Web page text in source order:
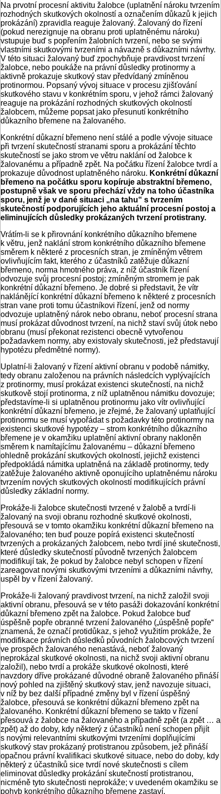
Na prvotní procesní aktivitu žalobce (uplatnění nároku tvrzením
rozhodných skutkových okolností a označením důkazů k jejich
prokázání) zpravidla reaguje žalovaný. Žalovaný do řízení
(pokud nerezignuje na obranu proti uplatněnému nároku)
vstupuje buď s popřením žalobních tvrzení, nebo se svými
vlastními skutkovými tvrzeními a návazně s důkazními návrhy.
V této situaci žalovaný buď zpochybňuje pravdivost tvrzení
žalobce, nebo poukáže na právní důsledky protinormy a
aktivně prokazuje skutkový stav předvídaný zmíněnou
protinormou. Popsaný vývoj situace v procesu zjišťování
skutkového stavu v konkrétním sporu, v jehož rámci žalovaný
reaguje na prokázání rozhodných skutkových okolností
žalobcem, můžeme popsat jako přesunutí konkrétního
důkazního břemene na žalovaného.
Konkrétní důkazní břemeno není stálé a podle vývoje situace
při tvrzení skutečností stranami sporu a prokázání těchto
skutečností se jako strom ve větru naklání od žalobce k
žalovanému a případně zpět. Na počátku řízení žalobce tvrdí a
prokazuje důvodnost uplatněného nároku. Konkrétní důkazní
břemeno na počátku sporu kopíruje abstraktní břemeno,
postupně však ve sporu přechází vždy na toho účastníka
sporu, jenž je v dané situaci „na tahu“ s tvrzením
skutečností podporujících jeho aktuální procesní postoj a
eliminujících důsledky prokázaných tvrzení protistrany.
Vrátím-li se k přirovnání konkrétního důkazního břemene
k větru, jenž naklání strom konkrétního důkazního břemene
směrem k některé z procesních stran, je zmíněným větrem
ovlivňujícím fakt, kterého z účastníků zatěžuje důkazní
břemeno, norma hmotného práva, z níž účastník řízení
odvozuje svůj procesní postoj; zmíněným stromem je pak
konkrétní důkazní břemeno. Je dobré si představit, že vítr
naklánějící konkrétní důkazní břemeno k některé z procesních
stran vane proti tomu účastníkovi řízení, jenž od normy
odvozuje uplatněný nárok nebo obranu, neboť procesní strana
musí prokázat důvodnost tvrzení, na nichž staví svůj útok nebo
obranu (musí překonat rezistenci obecně vytvořenou
požadavkem normy, aby existovaly skutečnosti, jež představují
hypotézu předmětné normy).
Uplatní-li žalovaný v řízení aktivní obranu v podobě námitky,
tedy obranu založenou na právních následcích vyplývajících
z protinormy, musí prokázat existenci skutečností, na nichž
skutkově stojí protinorma, z níž uplatněnou námitku dovozuje;
představíme-li si uplatněnou protinormu jako vítr ovlivňující
konkrétní důkazní břemeno, je zřejmé, že žalovaný uplatňující
protinormu se musí vypořádat s požadavky této protinormy na
existenci skutkové hypotézy – strom konkrétního důkazního
břemene je v okamžiku uplatnění aktivní obrany nakloněn
směrem k namítajícímu žalovanému – důkazní břemeno
ohledně prokázání skutkových okolností, jejichž existenci
předpokládá námitka uplatněná na základě protinormy, tedy
zatěžuje žalovaného aktivně oponujícího uplatněnému nároku
tvrzením nových skutkových okolností modifikujících právní
důsledky základní normy.
Prokáže-li žalobce skutečnosti tvrzené v žalobě a tvrdí-li
žalovaný na svoji obranu rozhodné skutkové okolnosti,
přesouvá se v tomto okamžiku konkrétní důkazní břemeno na
žalovaného; ten buď pouze popírá existenci skutečností
tvrzených a prokázaných žalobcem, nebo tvrdí jiné skutečnosti,
které důsledky skutečností původně tvrzených žalobcem
modifikují tak, že pokud by žalobce nebyl schopen v řízení
zareagovat novými skutkovými tvrzeními a důkazními návrhy,
uspěl by v řízení žalovaný.
Prokáže-li žalovaný pravdivost tvrzení, na nichž založil svoji
aktivní obranu, přesouvá se v této pasáži dokazování konkrétní
důkazní břemeno zpět na žalobce. Pokud žalobce buď
úspěšně popře obranné tvrzení žalovaného („úspěšně popře“
znamená, že označí protidůkaz, s jehož využitím prokáže, že
modifikace právních důsledků původních žalobcových tvrzení
ve prospěch žalovaného nenastává, neboť žalovaný
neprokázal skutkové okolnosti, na nichž svoji aktivní obranu
založil), nebo tvrdí a prokáže skutkové okolnosti, které
navzdory dříve prokázané důvodné obraně žalovaného přináší
nový pohled na zjištěný skutkový stav, jenž navozuje situaci,
v níž by bez další případné změny byl v řízení úspěšný
žalobce, přesouvá se konkrétní důkazní břemeno zpět na
žalovaného. Konkrétní důkazní břemeno se takto v řízení
přesouvá z žalobce na žalovaného a případně zpět (a zpět … a
zpět) až do doby, kdy některý z účastníků není schopen přijít
s novými relevantními skutkovými tvrzeními doplňujícími
skutkový stav prokázaný protistranou způsobem, jež přináší
opačnou právní kvalifikaci skutkové situace, nebo do doby, kdy
některý z účastníků sice tvrdí nové skutečnosti s cílem
eliminovat důsledky prokázání skutečností protistranou,
nicméně tyto skutečnosti neprokáže; v uvedeném okamžiku se
pohyb konkrétního důkazního břemene zastaví.